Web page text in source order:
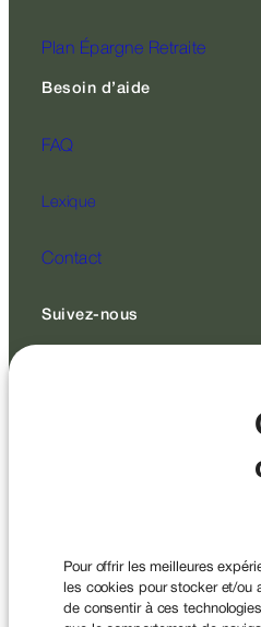
Pour offrir les meilleures
les cookies pour stocker et/ou
de consentir à ces
Plan Épargne Retraite
Besoin d’aide
FAQ
Lexique
Contact
Suivez-nous
Membre de la CNCEF Sous le
Budapest, CS 92459, 75436
© 2026 Mentions